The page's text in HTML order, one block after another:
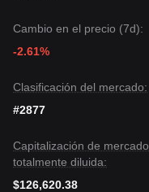
Cambio en el precio (7d):
-2.61%
Clasificación del mercado:
#2877
Capitalización de mercado
totalmente diluida:
$126,620.38